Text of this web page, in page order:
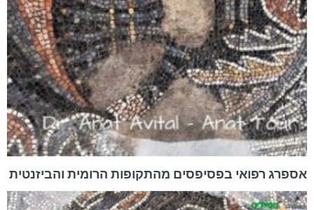
אספרג רפואי בפסיפסים מהתקופות הרומית והביזנטית